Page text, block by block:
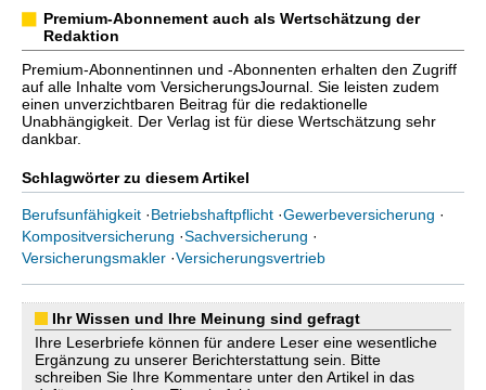
Premium-Abonnement auch als Wertschätzung der
Redaktion
Premium-Abonnentinnen und -Abonnenten erhalten den Zugriff
auf alle Inhalte vom VersicherungsJournal. Sie leisten zudem
einen unverzichtbaren Beitrag für die redaktionelle
Unabhängigkeit. Der Verlag ist für diese Wertschätzung sehr
dankbar.
Schlagwörter zu diesem Artikel
Berufsunfähigkeit ·Betriebshaftpflicht ·Gewerbeversicherung ·
Kompositversicherung ·Sachversicherung ·
Versicherungsmakler ·Versicherungsvertrieb
Ihr Wissen und Ihre Meinung sind gefragt
Ihre Leserbriefe können für andere Leser eine wesentliche
Ergänzung zu unserer Berichterstattung sein. Bitte
schreiben Sie Ihre Kommentare unter den Artikel in das